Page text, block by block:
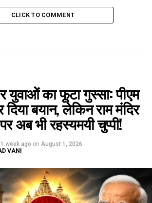
CLICK TO COMMENT
युवाओं का फूटा गुस्सा: पीएम
दिया बयान, लेकिन राम मंदिर
अब भी रहस्यमयी चुप्पी!
1 week ago on August 1, 2026
VANI